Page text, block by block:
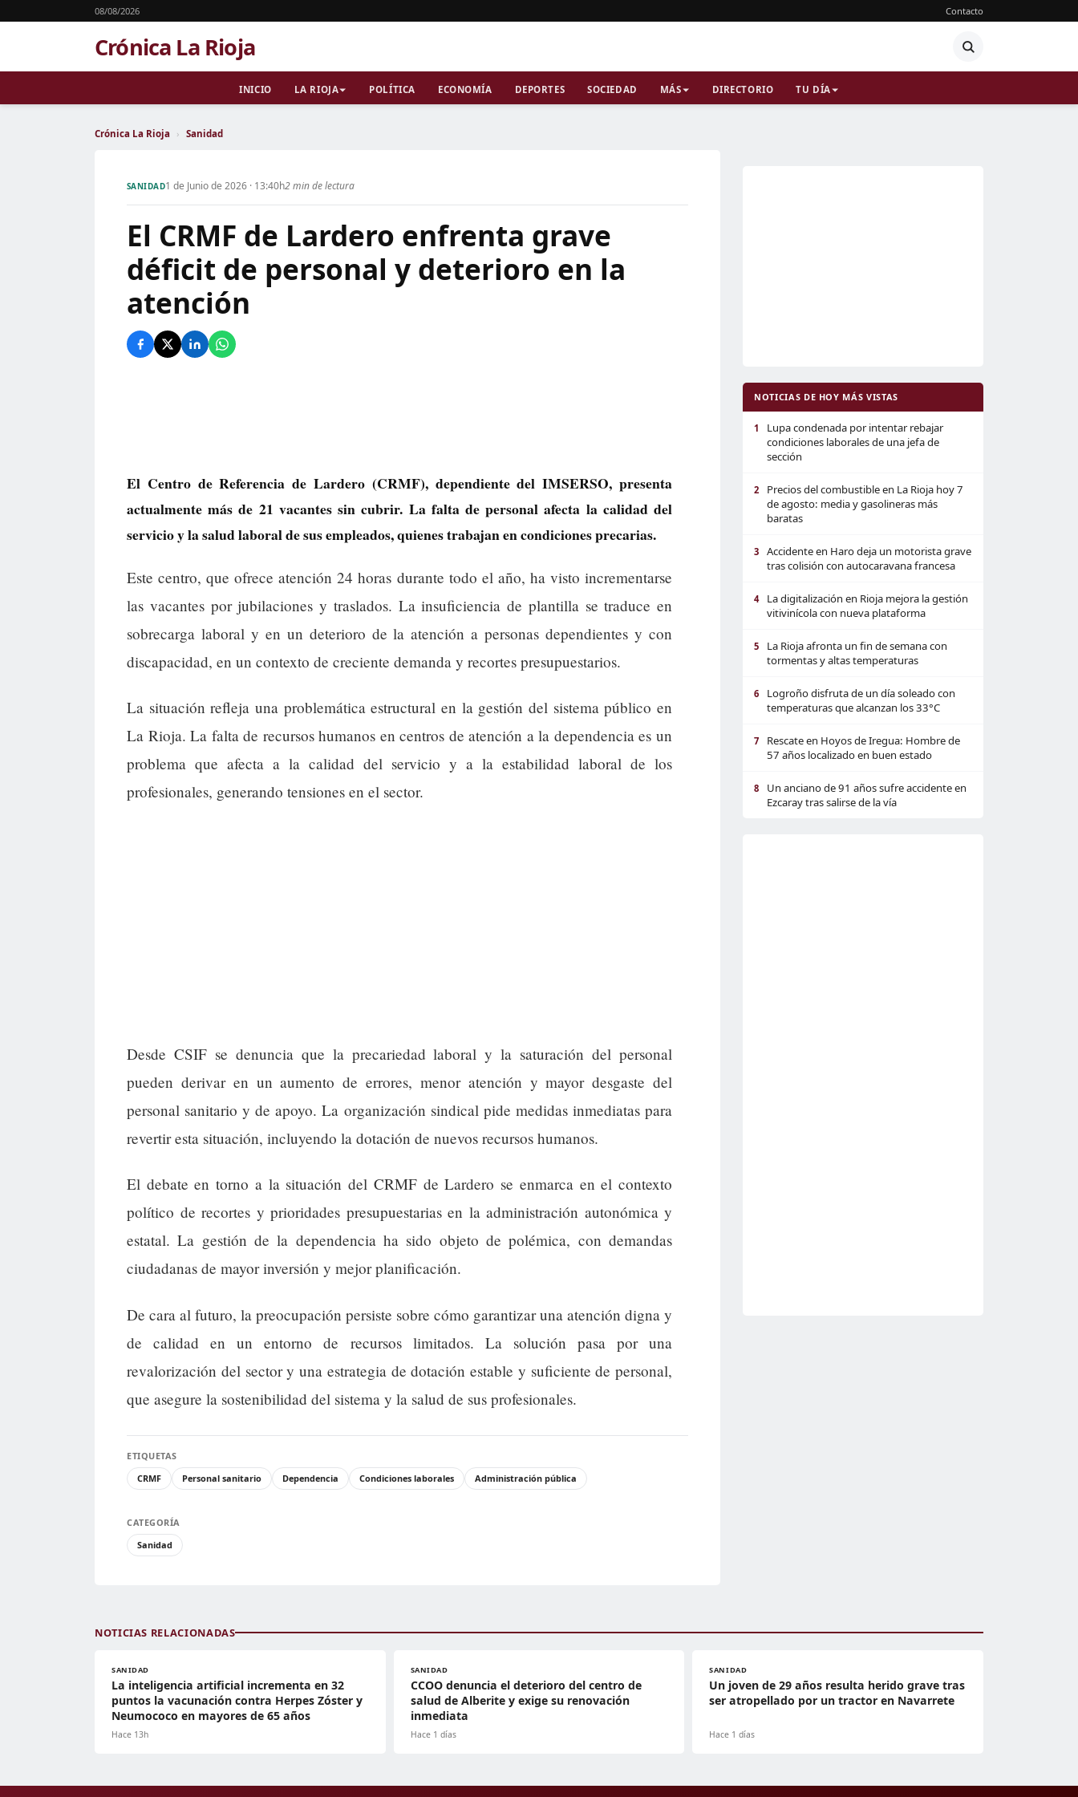
08/08/2026 Contacto
Crónica La Rioja
INICIO LA RIOJA POLÍTICA ECONOMÍA DEPORTES SOCIEDAD MÁS DIRECTORIO TU DÍA
Crónica La Rioja › Sanidad
SANIDAD1 de Junio de 2026 · 13:40h2 min de lectura
El CRMF de Lardero enfrenta grave
déficit de personal y deterioro en la
atención
El Centro de Referencia de Lardero (CRMF), dependiente del IMSERSO, presenta
actualmente más de 21 vacantes sin cubrir. La falta de personal afecta la calidad del
servicio y la salud laboral de sus empleados, quienes trabajan en condiciones precarias.
Este centro, que ofrece atención 24 horas durante todo el año, ha visto incrementarse
las vacantes por jubilaciones y traslados. La insuficiencia de plantilla se traduce en
sobrecarga laboral y en un deterioro de la atención a personas dependientes y con
discapacidad, en un contexto de creciente demanda y recortes presupuestarios.
La situación refleja una problemática estructural en la gestión del sistema público en
La Rioja. La falta de recursos humanos en centros de atención a la dependencia es un
problema que afecta a la calidad del servicio y a la estabilidad laboral de los
profesionales, generando tensiones en el sector.
Desde CSIF se denuncia que la precariedad laboral y la saturación del personal
pueden derivar en un aumento de errores, menor atención y mayor desgaste del
personal sanitario y de apoyo. La organización sindical pide medidas inmediatas para
revertir esta situación, incluyendo la dotación de nuevos recursos humanos.
El debate en torno a la situación del CRMF de Lardero se enmarca en el contexto
político de recortes y prioridades presupuestarias en la administración autonómica y
estatal. La gestión de la dependencia ha sido objeto de polémica, con demandas
ciudadanas de mayor inversión y mejor planificación.
De cara al futuro, la preocupación persiste sobre cómo garantizar una atención digna y
de calidad en un entorno de recursos limitados. La solución pasa por una
revalorización del sector y una estrategia de dotación estable y suficiente de personal,
que asegure la sostenibilidad del sistema y la salud de sus profesionales.
ETIQUETAS
CRMF
Personal sanitario Dependencia Condiciones laborales Administración pública
CATEGORÍA
Sanidad
NOTICIAS DE HOY MÁS VISTAS
1
Lupa condenada por intentar rebajar
condiciones laborales de una jefa de
sección
2
Precios del combustible en La Rioja hoy 7
de agosto: media y gasolineras más
baratas
3
Accidente en Haro deja un motorista grave
tras colisión con autocaravana francesa
4
La digitalización en Rioja mejora la gestión
vitivinícola con nueva plataforma
5
La Rioja afronta un fin de semana con
tormentas y altas temperaturas
6
Logroño disfruta de un día soleado con
temperaturas que alcanzan los 33°C
7
Rescate en Hoyos de Iregua: Hombre de
57 años localizado en buen estado
8
Un anciano de 91 años sufre accidente en
Ezcaray tras salirse de la vía
NOTICIAS RELACIONADAS
SANIDAD
La inteligencia artificial incrementa en 32
puntos la vacunación contra Herpes Zóster y
Neumococo en mayores de 65 años
Hace 13h
SANIDAD
CCOO denuncia el deterioro del centro de
salud de Alberite y exige su renovación
inmediata
Hace 1 días
SANIDAD
Un joven de 29 años resulta herido grave tras
ser atropellado por un tractor en Navarrete
Hace 1 días